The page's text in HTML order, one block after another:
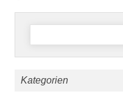
Suchen
Kategorien